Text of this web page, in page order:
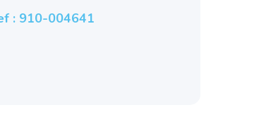
: 910-004641